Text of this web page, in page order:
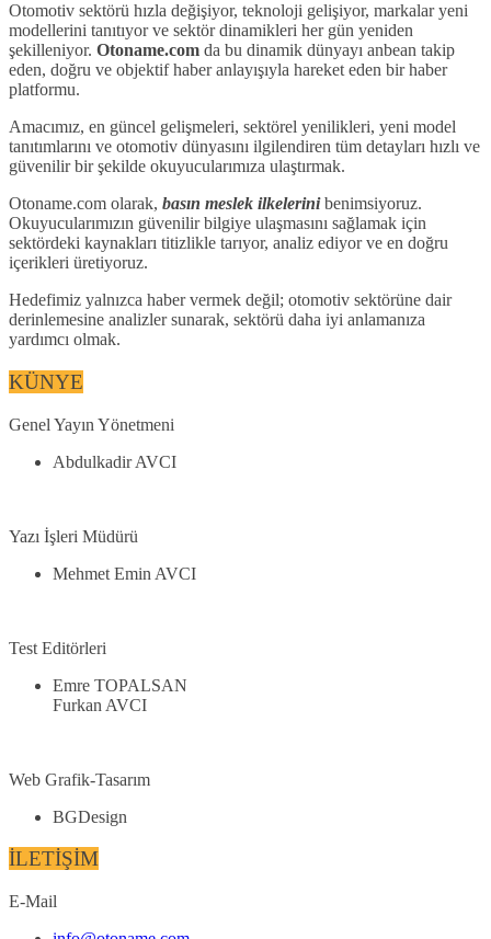
Otomotiv sektörü hızla değişiyor, teknoloji gelişiyor, markalar yeni
modellerini tanıtıyor ve sektör dinamikleri her gün yeniden
şekilleniyor. Otoname.com da bu dinamik dünyayı anbean takip
eden, doğru ve objektif haber anlayışıyla hareket eden bir haber
platformu.
Amacımız, en güncel gelişmeleri, sektörel yenilikleri, yeni model
tanıtımlarını ve otomotiv dünyasını ilgilendiren tüm detayları hızlı ve
güvenilir bir şekilde okuyucularımıza ulaştırmak.
Otoname.com olarak, basın meslek ilkelerinibenimsiyoruz.
Okuyucularımızın güvenilir bilgiye ulaşmasını sağlamak için
sektördeki kaynakları titizlikle tarıyor, analiz ediyor ve en doğru
içerikleri üretiyoruz.
Hedefimiz yalnızca haber vermek değil; otomotiv sektörüne dair
derinlemesine analizler sunarak, sektörü daha iyi anlamanıza
yardımcı olmak.
KÜNYE
Genel Yayın Yönetmeni
Abdulkadir AVCI
Yazı İşleri Müdürü
Mehmet Emin AVCI
Test Editörleri
Emre TOPALSAN
Furkan AVCI
Web Grafik-Tasarım
BGDesign
İLETİŞİM
E-Mail